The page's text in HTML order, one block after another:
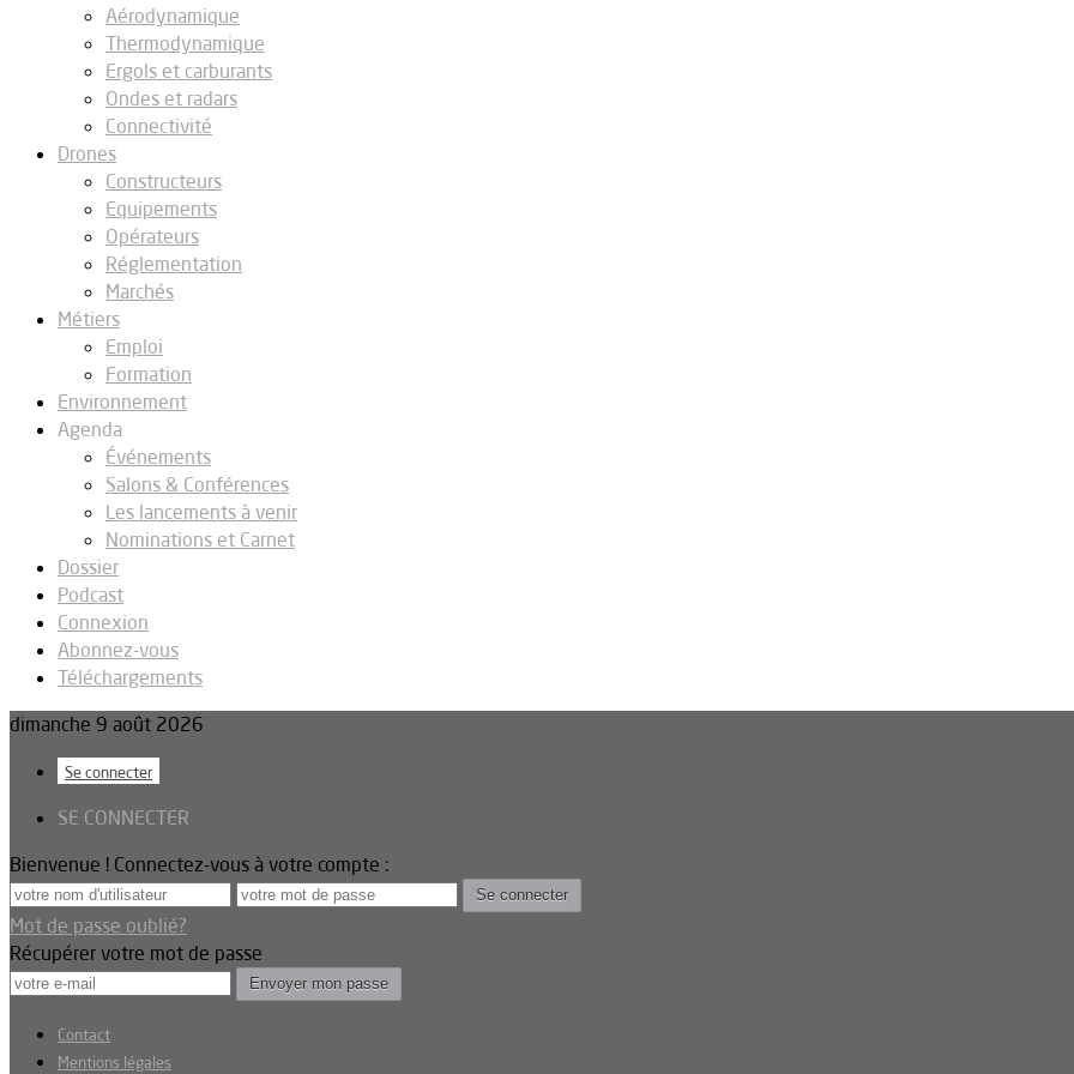
Aérodynamique
Thermodynamique
Ergols et carburants
Ondes et radars
Connectivité
Drones
Constructeurs
Equipements
Opérateurs
Réglementation
Marchés
Métiers
Emploi
Formation
Environnement
Agenda
Événements
Salons & Conférences
Les lancements à venir
Nominations et Carnet
Dossier
Podcast
Connexion
Abonnez-vous
Téléchargements
dimanche 9 août 2026
Se connecter
SE CONNECTER
Bienvenue ! Connectez-vous à votre compte :
Mot de passe oublié?
Récupérer votre mot de passe
Contact
Mentions légales